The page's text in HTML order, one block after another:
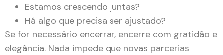
Estamos crescendo juntas?
Há algo que precisa ser ajustado?
Se for necessário encerrar, encerre com gratidão e
elegância. Nada impede que novas parcerias